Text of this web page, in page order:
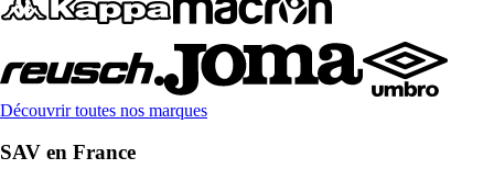
Découvrir toutes nos marques
SAV en France